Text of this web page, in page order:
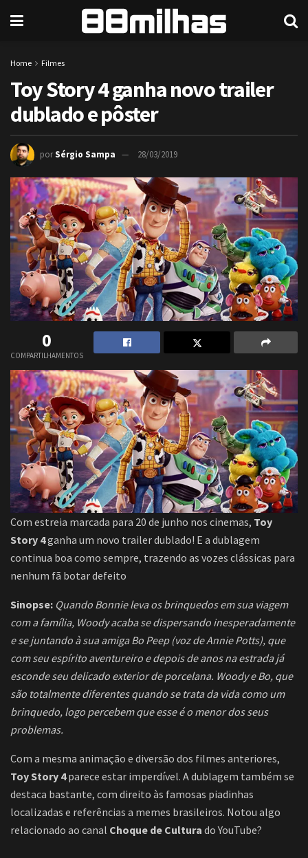
Home Filmes
Toy Story 4 ganha novo trailer
dublado e pôster
porSérgio Sampa 28/03/2019
0
COMPARTILHAMENTOS
Com estreia marcada para 20 de junho nos cinemas, Toy
Story 4ganha um novo trailer dublado! E a dublagem
continua boa como sempre, trazendo as vozes clássicas para
nenhum fã botar defeito
Sinopse: Quando Bonnie leva os brinquedos em sua viagem
com a família, Woody acaba se dispersando inesperadamente
e se juntando à sua amiga Bo Peep (voz de Annie Potts), que
com seu espírito aventureiro e depois de anos na estrada já
esconde seu delicado exterior de porcelana. Woody e Bo, que
são totalmente diferentes quando se trata da vida como um
brinquedo, logo percebem que esse é o menor dos seus
problemas.
Com a mesma animação e diversão dos filmes anteriores,
Toy Story 4parece estar imperdível. A dublagem também se
destaca bastante, com direito às famosas piadinhas
localizadas e referências a memes brasileiros. Notou algo
relacionado ao canal Choque de Cultura do YouTube?